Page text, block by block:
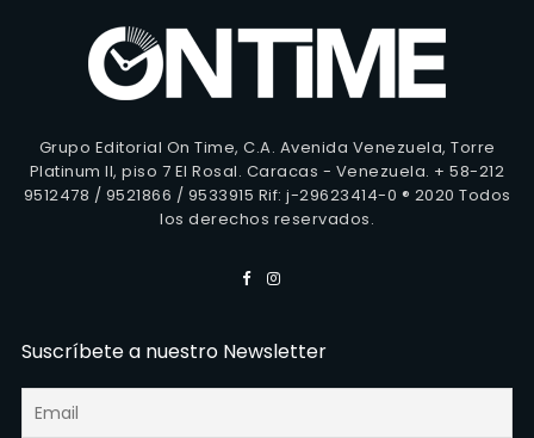
Grupo Editorial On Time, C.A. Avenida Venezuela, Torre
Platinum II, piso 7 El Rosal. Caracas - Venezuela. + 58-212
9512478 / 9521866 / 9533915 Rif: j-29623414-0 ® 2020 Todos
los derechos reservados.
Suscríbete a nuestro Newsletter